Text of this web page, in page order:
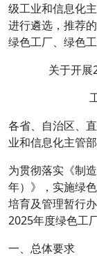
级工业和信息化
进行遴选，推荐
绿色工厂、绿色
关于开展
各省、自治区、
业和信息化主管部
为贯彻落实《制
年）》，实施绿
培育及管理暂行
2025年度绿色工
一、总体要求